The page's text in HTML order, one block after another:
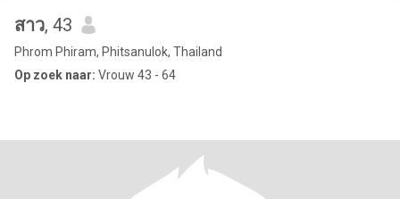
สาว, 43
Phrom Phiram, Phitsanulok, Thailand
Op zoek naar: Vrouw 43 - 64